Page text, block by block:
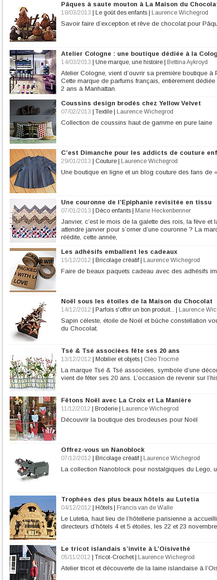
Pâques à saute mouton à La Maison du
18/03/2013 Le goût des enfants Laurence Wichegrod
Savoir faire d’exception et rêve de chocolat pour
Atelier Cologne : une boutique dédiée à la
14/03/2013 Une marque, une histoire Bettina Aykroyd
Atelier Cologne, vient d’ouvrir sa première boutique
Cette marque de parfums français, entièrement
2 ans à Manhattan.
Coussins design brodés chez Yellow Velvet
07/02/2013 Textile Laurence Wichegrod
Collection de coussins haut de gamme en pure laine
C’est Dimanche pour les addicts de couture
29/01/2013 Couture Laurence Wichegrod
Une boutique en ligne et un blog couture des fans de
Une couronne de l’Epiphanie revisitée en tissu
07/01/2013 Déco enfants Marie Heckenbenner
Janvier, c’est le mois de la galette des rois, la fève
attendre janvier pour s’orner d’une couronne ? La
réédite, cette année,
Les adhésifs emballent les cadeaux
15/12/2012 Bricolage créatif| Laurence Wichegrod
Faire de beaux paquets cadeau avec des adhésifs
Noël sous les étoiles de la Maison du Chocolat
14/12/2012 Parfois s'offrir un bon produit... Laurence
Sapin céleste, étoile de Noël et bûche constellation
du Chocolat.
Tsé & Tsé associées fête ses 20 ans
13/12/2012 Mobilier et objets Cléo Trocmé
La marque Tsé & Tsé associées, symbole d’une
vient de fêter ses 20 ans. L’occasion de revenir sur
Fêtons Noël avec La Croix et La Manière
11/12/2012 Broderie Laurence Wichegrod
Découvrir la boutique des brodeuses pour Noël
Offrez-vous un Nanoblock
07/12/2012 Bricolage créatif| Laurence Wichegrod
La collection Nanoblock pour nostalgiques du Lego,
Trophées des plus beaux hôtels au Lutetia
04/12/2012 Hôtels Francis van de Walle
Le Lutetia, haut lieu de l’hôtellerie parisienne a
directeurs d’hôtels 4 et 5 étoiles, les 22 et 23
Le tricot islandais s’invite à L’Oisivethé
05/11/2012 Tricot-Crochet| Laurence Wichegrod
Atelier tricot et découverte de la laine islandaise à